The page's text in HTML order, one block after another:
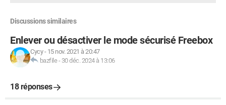
Discussions similaires
Enlever ou désactiver le mode sécurisé Freebox
Cycy- 15 nov. 2021 à 20:47
bazfile- 30 déc. 2024 à 13:06
18 réponses